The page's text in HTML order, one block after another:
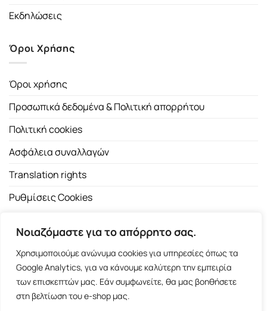
Νοιαζόμαστε για το απόρρητο σας.
Χρησιμοποιούμε ανώνυμα cookies για υπηρεσίες όπως τα
Google Analytics, για να κάνουμε καλύτερη την εμπειρία
των επισκεπτών μας. Εάν συμφωνείτε, θα μας βοηθήσετε
στη βελτίωση του e-shop μας.
Εκδηλώσεις
Όροι Χρήσης
Όροι χρήσης
Προσωπικά δεδομένα & Πολιτική απορρήτου
Πολιτική cookies
Ασφάλεια συναλλαγών
Translation rights
Ρυθμίσεις Cookies
Copyright 2026 ©Εκδοτικός Οίκος Α.Α. Λιβάνη| All rights
reserved.